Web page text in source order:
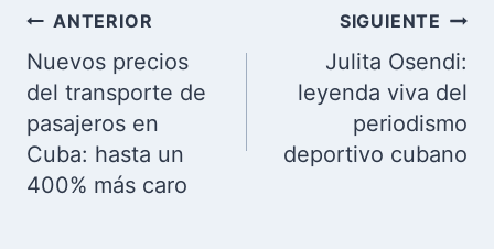
Navegación
de
entradas
ANTERIOR
Nuevos precios
del transporte de
pasajeros en
Cuba: hasta un
400% más caro
SIGUIENTE
Julita Osendi:
leyenda viva del
periodismo
deportivo cubano